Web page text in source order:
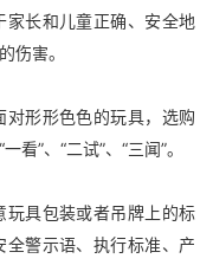
长和儿童正确、安全地
伤害。
形形色色的玩具，选购
”、“二试”、“三闻”。
玩具包装或者吊牌上的标
警示语、执行标准、产